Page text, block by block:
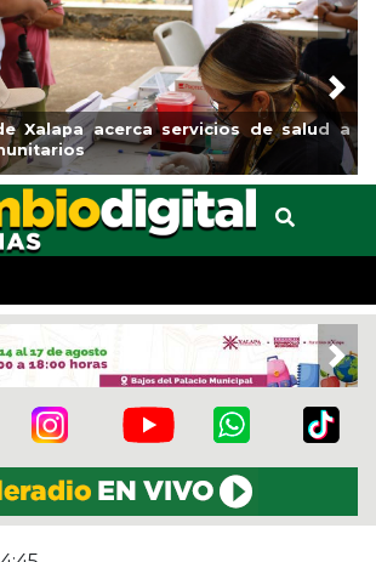
servicios de salud a
Municipio
el